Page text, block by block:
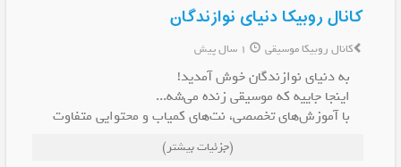
کانال روبیکا دنیای نوازندگان
کانال روبیکا موسیقی
به دنیای نوازندگان خوش آمدید!
اینجا جاییه که موسیقی زنده می‌شه...
با آموزش‌های تخصصی، نت‌های کمیاب و محتوایی متفاوت
در کنار هم یاد می‌گیریم، می‌نوازیم و لذت می‌بریم.
اگه عاشق موسیقی هستی، به جمع ما بپیوند! 🎻🎹🎸
(جزئیات بیشتر)